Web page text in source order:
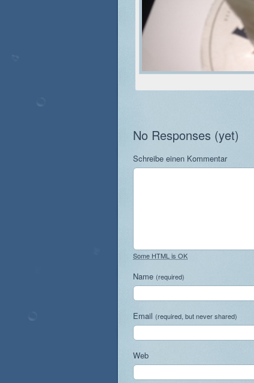
No Responses (yet)
Schreibe einen Kommentar
Some HTML is OK
Name (required)
Email (required, but never shared)
Web